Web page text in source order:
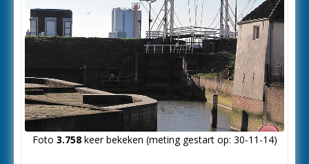
Foto 3.758keer bekeken (meting gestart op: 30-11-14)